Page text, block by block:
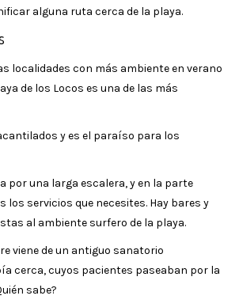
alguna ruta cerca de la playa.
localidades con más ambiente en verano
de los Locos es una de las más
y es el paraíso para los
por una larga escalera, y en la parte
los servicios que necesites. Hay bares y
al ambiente surfero de la playa.
viene de un antiguo sanatorio
cerca, cuyos pacientes paseaban por la
sabe?